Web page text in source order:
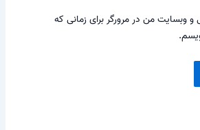
و وبسایت من در مرورگر برای زمانی که